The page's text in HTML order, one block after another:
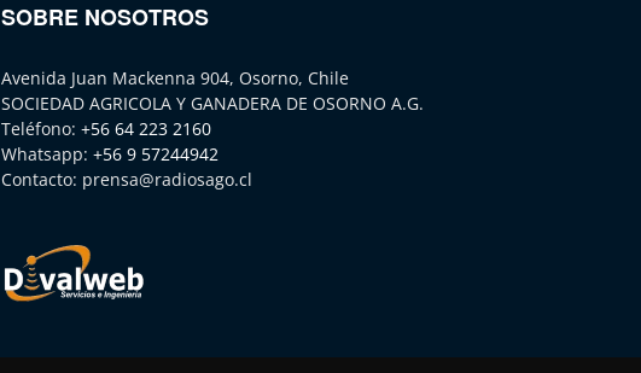
SOBRE NOSOTROS
Avenida Juan Mackenna 904, Osorno, Chile
SOCIEDAD AGRICOLA Y GANADERA DE OSORNO A.G.
Teléfono: +56 64 223 2160
Whatsapp: +56 9 57244942
Contacto: prensa@radiosago.cl